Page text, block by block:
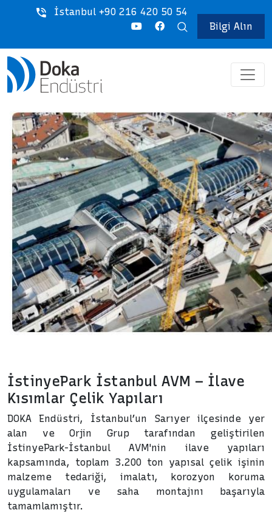
İstanbul +90 216 420 50 54
Bilgi Alın
İstinyePark İstanbul AVM – İlave
Kısımlar Çelik Yapıları
DOKA Endüstri, İstanbul’un Sarıyer ilçesinde yer
alan ve Orjin Grup tarafından geliştirilen
İstinyePark-İstanbul AVM'nin ilave yapıları
kapsamında, toplam 3.200 ton yapısal çelik işinin
malzeme tedariği, imalatı, korozyon koruma
uygulamaları ve saha montajını başarıyla
tamamlamıştır.